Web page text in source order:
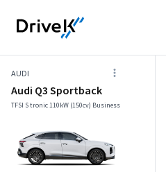
AUDI
Audi Q3 Sportback
TFSI S tronic 110kW (150cv) Business